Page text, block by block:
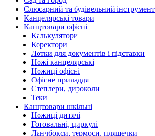
Слюсарний та будівельний інструмент
Канцелярські товари
Канцтовари офісні
Калькулятори
Коректори
Лотки для документів і підставки
Ножі канцелярські
Ножиці офісні
Офісне приладдя
Степлери, дироколи
Теки
Канцтовари шкільні
Ножиці дитячі
Готовальні, циркулі
Ланчбокси, термоси, пляшечки